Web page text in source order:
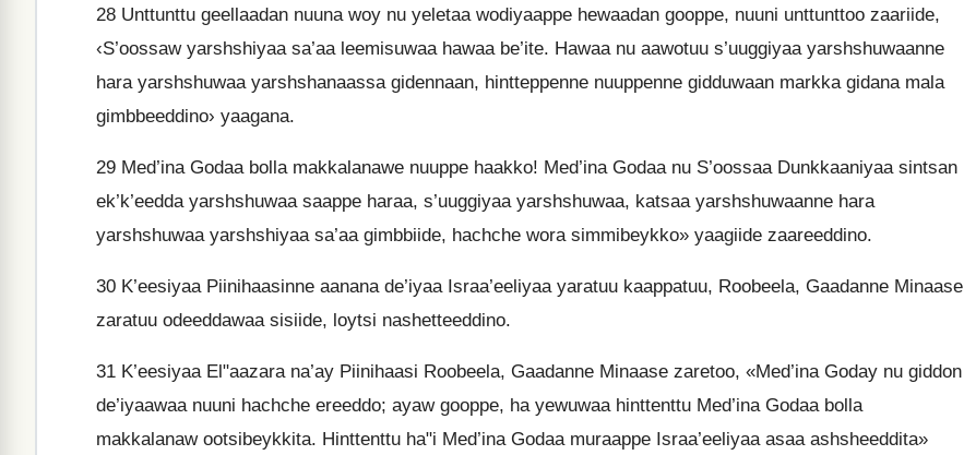
28 Unttunttu geellaadan nuuna woy nu yeletaa wodiyaappe hewaadan gooppe, nuuni unttunttoo zaariide,
‹S’oossaw yarshshiyaa sa’aa leemisuwaa hawaa be’ite. Hawaa nu aawotuu s’uuggiyaa yarshshuwaanne
hara yarshshuwaa yarshshanaassa gidennaan, hintteppenne nuuppenne gidduwaan markka gidana mala
gimbbeeddino› yaagana.
29 Med’ina Godaa bolla makkalanawe nuuppe haakko! Med’ina Godaa nu S’oossaa Dunkkaaniyaa sintsan
ek’k’eedda yarshshuwaa saappe haraa, s’uuggiyaa yarshshuwaa, katsaa yarshshuwaanne hara
yarshshuwaa yarshshiyaa sa’aa gimbbiide, hachche wora simmibeykko» yaagiide zaareeddino.
30 K’eesiyaa Piinihaasinne aanana de’iyaa Israa’eeliyaa yaratuu kaappatuu, Roobeela, Gaadanne Minaase
zaratuu odeeddawaa sisiide, loytsi nashetteeddino.
31 K’eesiyaa El"aazara na’ay Piinihaasi Roobeela, Gaadanne Minaase zaretoo, «Med’ina Goday nu giddon
de’iyaawaa nuuni hachche ereeddo; ayaw gooppe, ha yewuwaa hinttenttu Med’ina Godaa bolla
makkalanaw ootsibeykkita. Hinttenttu ha"i Med’ina Godaa muraappe Israa’eeliyaa asaa ashsheeddita»